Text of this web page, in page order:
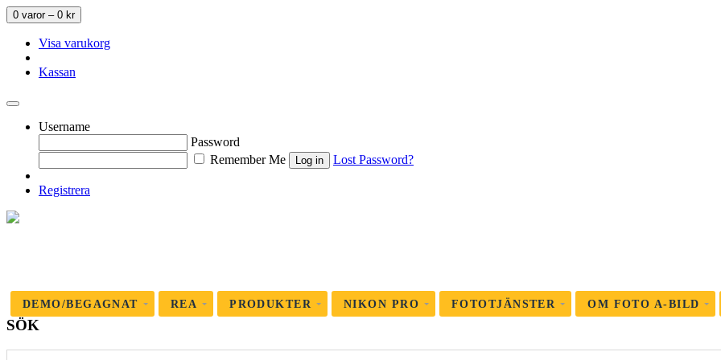
0 varor – 0 kr
Visa varukorg
Kassan
Username
Password
Remember Me
Lost Password?
Registrera
DEMO/BEGAGNAT REA PRODUKTER NIKON PRO FOTOTJÄNSTER OM FOTO A-BILD
SÖK